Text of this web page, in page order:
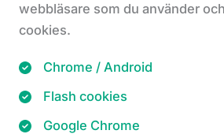
webbläsare som du använder
cookies.
Chrome / Android
Flash cookies
Google Chrome